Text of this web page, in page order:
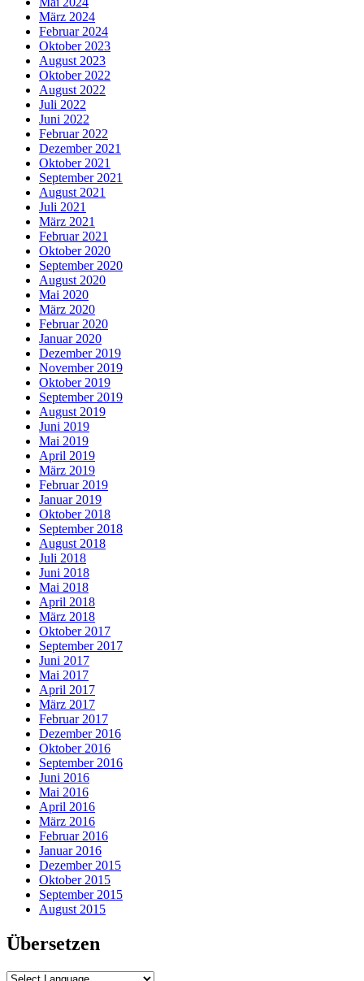
März 2024
Februar 2024
Oktober 2023
August 2023
Oktober 2022
August 2022
Juli 2022
Juni 2022
Februar 2022
Dezember 2021
Oktober 2021
September 2021
August 2021
Juli 2021
März 2021
Februar 2021
Oktober 2020
September 2020
August 2020
Mai 2020
März 2020
Februar 2020
Januar 2020
Dezember 2019
November 2019
Oktober 2019
September 2019
August 2019
Juni 2019
Mai 2019
April 2019
März 2019
Februar 2019
Januar 2019
Oktober 2018
September 2018
August 2018
Juli 2018
Juni 2018
Mai 2018
April 2018
März 2018
Oktober 2017
September 2017
Juni 2017
Mai 2017
April 2017
März 2017
Februar 2017
Dezember 2016
Oktober 2016
September 2016
Juni 2016
Mai 2016
April 2016
März 2016
Februar 2016
Januar 2016
Dezember 2015
Oktober 2015
September 2015
August 2015
Übersetzen